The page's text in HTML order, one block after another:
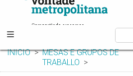
INICIO
MESAS E GRUPOS DE
TRABALLO